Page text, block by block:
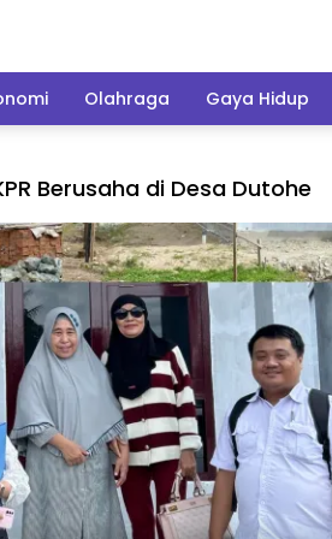
Olahraga Gaya Hidup
Berusaha di Desa Dutohe